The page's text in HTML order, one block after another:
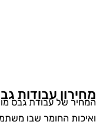
עבודות
של עבודת גבס
החומר שבו